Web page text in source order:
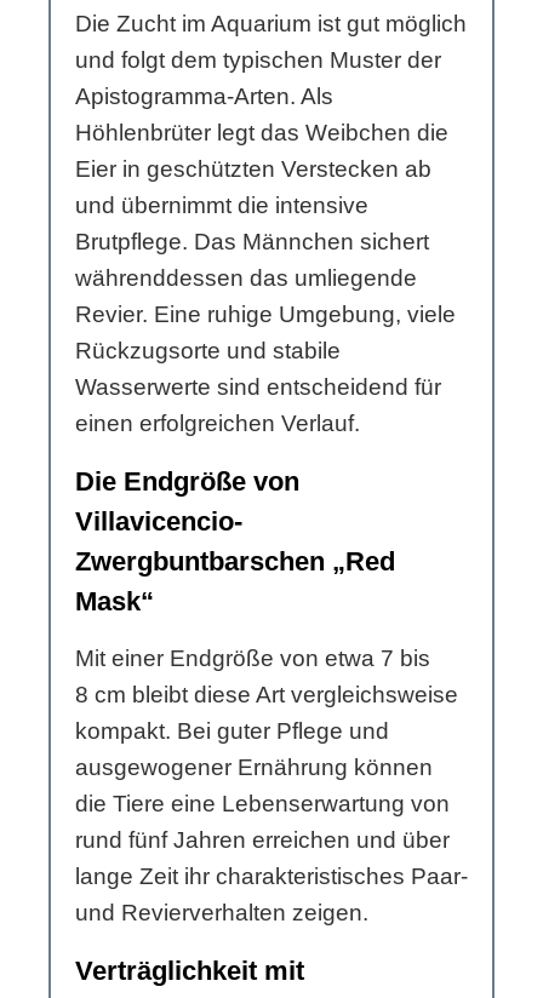
Die Zucht im Aquarium ist gut möglich
und folgt dem typischen Muster der
Apistogramma-Arten. Als
Höhlenbrüter legt das Weibchen die
Eier in geschützten Verstecken ab
und übernimmt die intensive
Brutpflege. Das Männchen sichert
währenddessen das umliegende
Revier. Eine ruhige Umgebung, viele
Rückzugsorte und stabile
Wasserwerte sind entscheidend für
einen erfolgreichen Verlauf.
Die Endgröße von
Villavicencio-
Zwergbuntbarschen „Red
Mask“
Mit einer Endgröße von etwa 7 bis
8 cm bleibt diese Art vergleichsweise
kompakt. Bei guter Pflege und
ausgewogener Ernährung können
die Tiere eine Lebenserwartung von
rund fünf Jahren erreichen und über
lange Zeit ihr charakteristisches Paar-
und Revierverhalten zeigen.
Verträglichkeit mit